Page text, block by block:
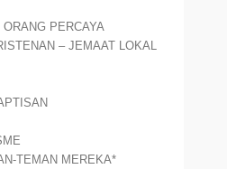
PERCAYA
– JEMAAT LOKAL
TEMAN MEREKA*